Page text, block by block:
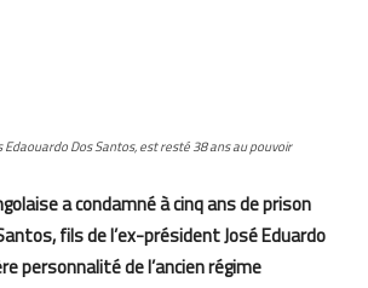
Edaouardo Dos Santos, est resté 38 ans au pouvoir
a condamné à cinq ans de prison
fils de l’ex-président José Eduardo
personnalité de l’ancien régime